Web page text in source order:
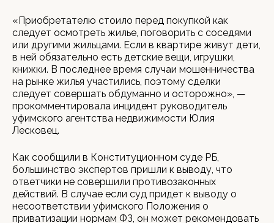
«Приобретателю стоило перед покупкой как
следует осмотреть жилье, поговорить с соседями
или другими жильцами. Если в квартире живут дети,
в ней обязательно есть детские вещи, игрушки,
книжки. В последнее время случаи мошенничества
на рынке жилья участились, поэтому сделки
следует совершать обдуманно и осторожно», —
прокомментировала инцидент руководитель
уфимского агентства недвижимости Юлия
Лесковец.
Как сообщили в Конституционном суде РБ,
большинство экспертов пришли к выводу, что
ответчики не совершили противозаконных
действий. В случае если суд придет к выводу о
несоответствии уфимского Положения о
приватизации нормам ФЗ, он может рекомендовать